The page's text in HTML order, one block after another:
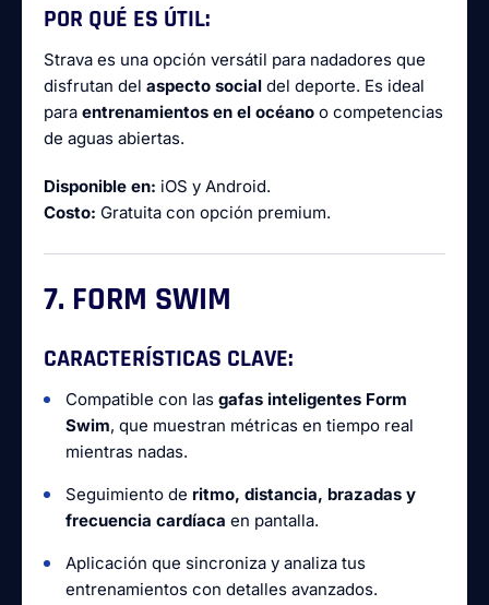
POR QUÉ ES ÚTIL:
Strava es una opción versátil para nadadores que
disfrutan del aspecto social del deporte. Es ideal
para entrenamientos en el océano o competencias
de aguas abiertas.
Disponible en: iOS y Android.
Costo: Gratuita con opción premium.
7. FORM SWIM
CARACTERÍSTICAS CLAVE:
Compatible con las gafas inteligentes Form
Swim, que muestran métricas en tiempo real
mientras nadas.
Seguimiento de ritmo, distancia, brazadas y
frecuencia cardíaca en pantalla.
Aplicación que sincroniza y analiza tus
entrenamientos con detalles avanzados.